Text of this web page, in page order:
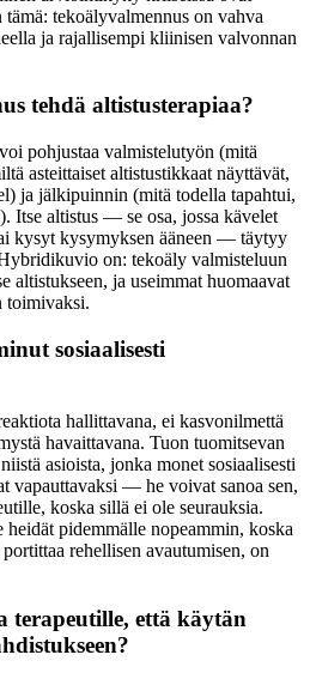
tekoälyvalmennus on vahva
ja rajallisempi kliinisen valvonnan
tehdä altistusterapiaa?
pohjustaa valmistelutyön (mitä
asteittaiset altistustikkaat näyttävät,
ja jälkipuinnin (mitä todella tapahtui,
Itse altistus — se osa, jossa kävelet
kysyt kysymyksen ääneen — täytyy
on: tekoäly valmisteluun
altistukseen, ja useimmat huomaavat
toimivaksi.
sosiaalisesti
hallittavana, ei kasvonilmettä
havaittavana. Tuon tuomitsevan
asioista, jonka monet sosiaalisesti
vapauttavaksi — he voivat sanoa sen,
koska sillä ei ole seurauksia.
heidät pidemmälle nopeammin, koska
rehellisen avautumisen, on
terapeutille, että käytän